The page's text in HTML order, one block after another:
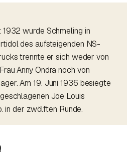
wurde Schmeling in
des aufsteigenden NS-
trennte er sich weder von
Anny Ondra noch von
Am 19. Juni 1936 besiegte
Joe Louis
in der zwölften Runde.